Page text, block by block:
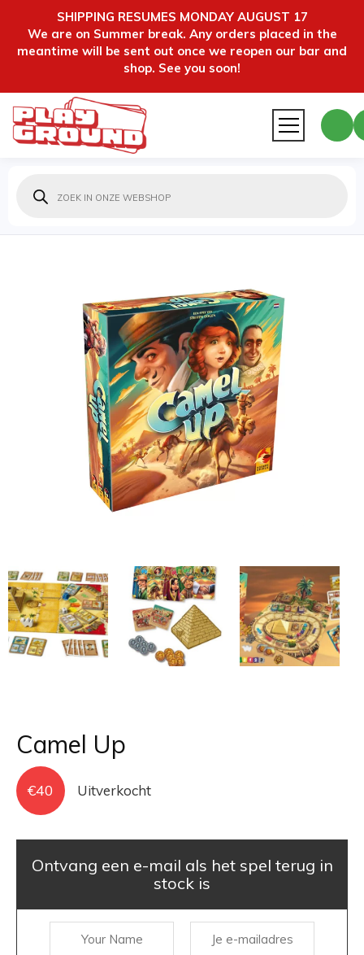
SHIPPING RESUMES MONDAY AUGUST 17
We are on Summer break. Any orders placed in the
meantime will be sent out once we reopen our bar and
shop. See you soon!
zoeken
Camel Up
€40 Uitverkocht
Ontvang een e-mail als het spel terug in
stock is